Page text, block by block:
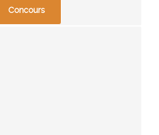
Concours